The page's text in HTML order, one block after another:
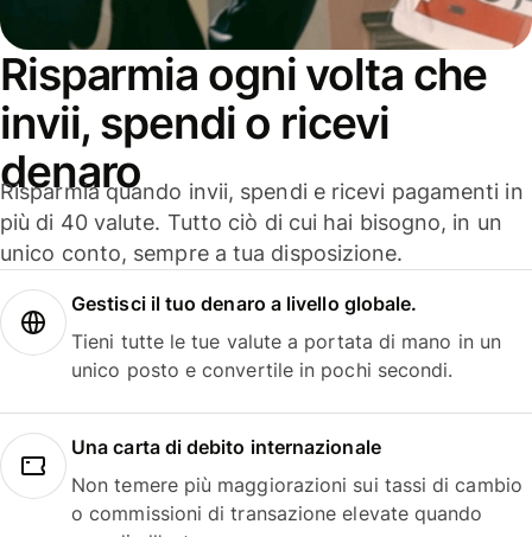
Risparmia ogni volta che
invii, spendi o ricevi
denaro
Risparmia quando invii, spendi e ricevi pagamenti in
più di 40 valute. Tutto ciò di cui hai bisogno, in un
unico conto, sempre a tua disposizione.
Gestisci il tuo denaro a livello globale.
Tieni tutte le tue valute a portata di mano in un
unico posto e convertile in pochi secondi.
Una carta di debito internazionale
Non temere più maggiorazioni sui tassi di cambio
o commissioni di transazione elevate quando